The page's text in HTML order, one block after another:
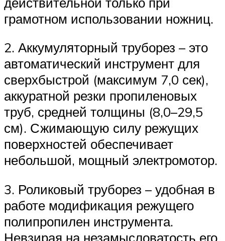
грамотном использовании ножниц.
2. Аккумуляторный труборез – это
автоматический инструмент для
сверхбыстрой (максимум 7,0 сек),
аккуратной резки пропиленовых
труб, средней толщины (8,0–29,5
см). Сжимающую силу режущих
поверхностей обеспечивает
небольшой, мощный электромотор.
3. Роликовый труборез – удобная в
работе модификация режущего
полипропилен инструмента.
Невзирая на незамысловатость его